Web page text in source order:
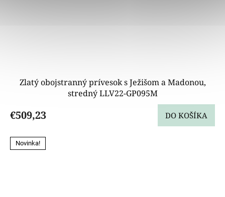
Zlatý obojstranný prívesok s Ježišom a Madonou,
stredný LLV22-GP095M
€509,23 DO KOŠÍKA
Novinka!